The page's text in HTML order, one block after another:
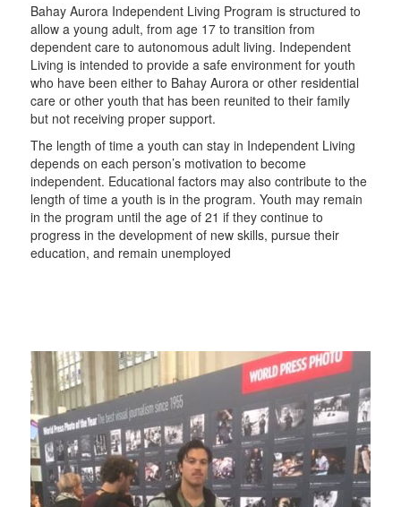
Bahay Aurora Independent Living Program is structured to
allow a young adult, from age 17 to transition from
dependent care to autonomous adult living. Independent
Living is intended to provide a safe environment for youth
who have been either to Bahay Aurora or other residential
care or other youth that has been reunited to their family
but not receiving proper support.
The length of time a youth can stay in Independent Living
depends on each person’s motivation to become
independent. Educational factors may also contribute to the
length of time a youth is in the program. Youth may remain
in the program until the age of 21 if they continue to
progress in the development of new skills, pursue their
education, and remain unemployed